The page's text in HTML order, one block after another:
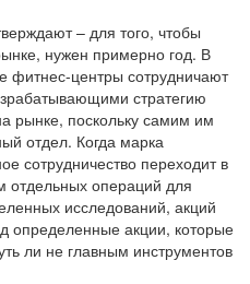
– для того, чтобы
нужен примерно год. В
фитнес-центры сотрудничают
стратегию
рынке, поскольку самим им
отдел. Когда марка
сотрудничество переходит в
отдельных операций для
исследований, акций
определенные акции, которые
ли не главным инструментов